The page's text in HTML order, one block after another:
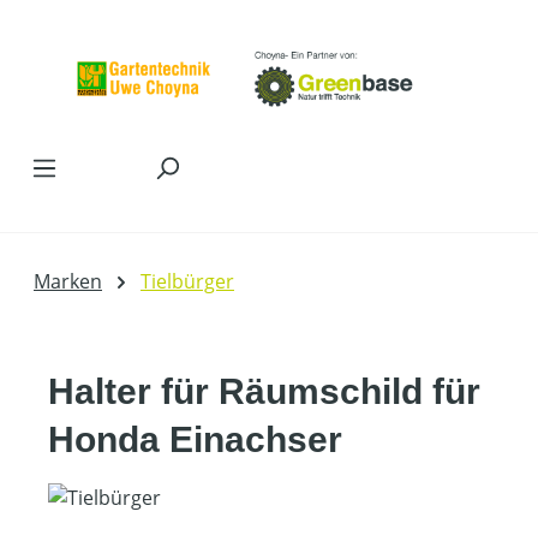
Marken Tielbürger
Halter für Räumschild für
Honda Einachser